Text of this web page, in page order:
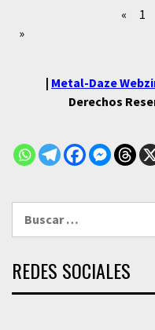
« 1
»
| Metal-Daze
Derechos
REDES SOCIALES